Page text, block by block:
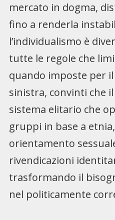
mercato in dogma,
fino a renderla
l’individualismo è
tutte le regole che
quando imposte per
sinistra, convinti che
sistema elitario che
gruppi in base a
orientamento
rivendicazioni
trasformando il
nel politicamente